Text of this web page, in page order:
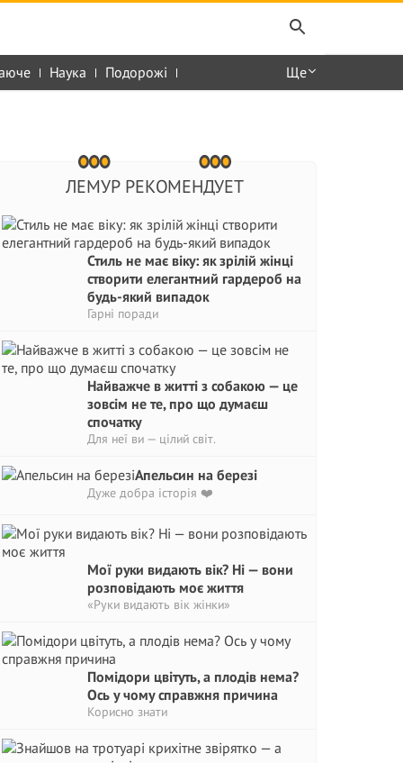
Наука Подорожі Ще
ЛЕМУР РЕКОМЕНДУЕТ
Стиль не має віку: як зрілій жінці
створити елегантний гардероб на
будь-який випадок
Гарні поради
Найважче в житті з собакою — це
зовсім не те, про що думаєш
спочатку
Для неї ви — цілий світ.
Апельсин на березі
Дуже добра історія ❤️
Мої руки видають вік? Ні — вони
розповідають моє життя
«Руки видають вік жінки»
Помідори цвітуть, а плодів нема?
Ось у чому справжня причина
Корисно знати